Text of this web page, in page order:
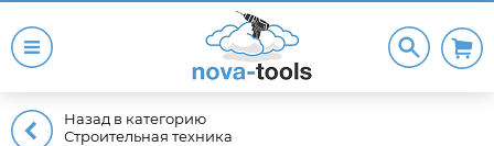
Назад в категорию
Строительная техника